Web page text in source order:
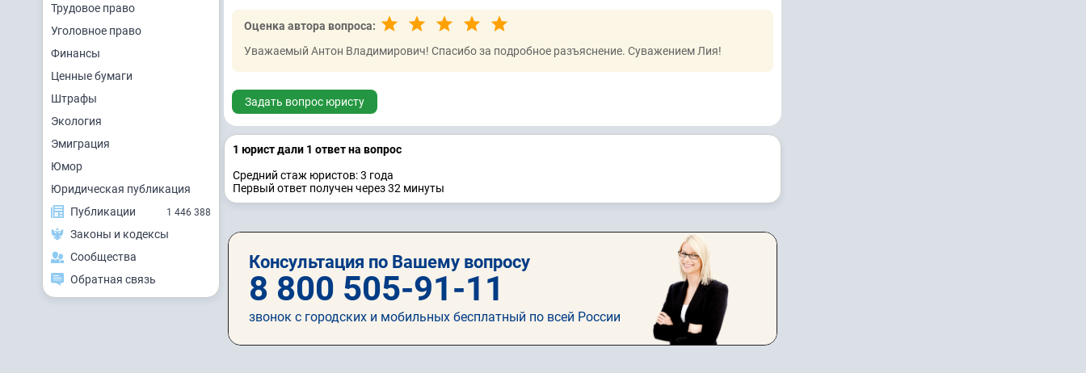
Трудовое право
Уголовное право
Финансы
Ценные бумаги
Штрафы
Экология
Эмиграция
Юмор
Юридическая публикация
Публикации
1 446 388
Законы и кодексы
Сообщества
Обратная связь
Оценка автора вопроса:
Уважаемый Антон Владимирович! Спасибо за подробное разъяснение. Суважением Лия!
Задать вопрос юристу
1 юрист дали 1 ответ на вопрос
Средний стаж юристов: 3 годa
Первый ответ получен через 32 минуты
Консультация по Вашему вопросу
8 800 505-91-11
звонок с городских и мобильных бесплатный по всей России